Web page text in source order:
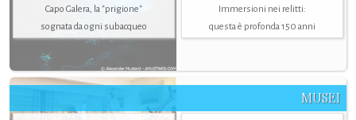
Capo Galera, la "prigione"
sognata da ogni subacqueo
Immersioni nei relitti:
questa è profonda 150 anni
MUSEI